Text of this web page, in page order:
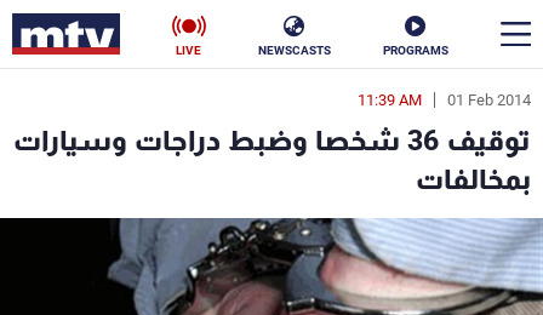
PROGRAMS
NEWSCASTS
LIVE
01 Feb 2014
11:39 AM
توقيف 36 شخصا وضبط دراجات وسيارات
بمخالفات
en
الأخبار
سياسة ناس
إقتصاد فن